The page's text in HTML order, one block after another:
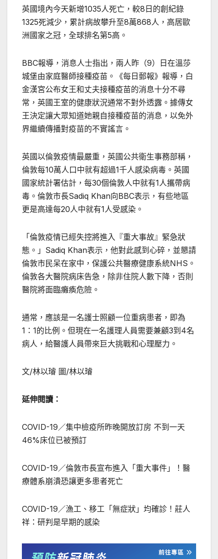
英國境內今天新增1035人死亡，較8日的創紀錄
1325死減少，累計病故攀升至8萬868人，高居歐
洲國家之冠，全球排名第5高。
BBC報導，消息人士指出，兩人昨（9）日在溫莎
城堡由家庭醫師接種疫苗。《每日郵報》報導，白
金漢宮公布女王和丈夫接種疫苗的消息十分不尋
常，英國王室的健康狀況通常不對外透露。據傳女
王決定讓大眾知道她親自接種疫苗的消息，以免外
界繼續傳播對疫苗的不實謠言。
英國以倫敦疫情最嚴重，英國公共衛生事務部稱，
倫敦每10萬人口中就有超過1千人感染病毒。英國
國家統計署估計，每30個倫敦人中就有1人攜帶病
毒。倫敦市長Sadiq Khan向BBC表示，有些地區
更是高達每20人中就有1人受感染。
「倫敦疫情已經失控將進入『重大事故』緊急狀
態。」Sadiq Khan表示，他對此感到心碎，並懇請
倫敦市民呆在家中，保護公共醫療健康系統NHS。
倫敦各大醫院病床告急，除非住院人數下降，否則
醫院將面臨癱瘓危險。
通常，應該是一名護士照顧一位重病患者，即為
1：1的比例。但現在一名護理人員需要兼顧3到4名
病人，給醫護人員帶來巨大挑戰和心理壓力。
文/林以璿 圖/林以璿
延伸閱讀：
COVID-19／集中檢疫所昨晚開放訂房 不到一天
46%床位已被預訂
COVID-19／倫敦市長宣布進入「重大事件」！醫
療體系崩潰恐讓更多患者死亡
COVID-19／漁工、移工「無症狀」均確診！莊人
祥：研判是早期的感染